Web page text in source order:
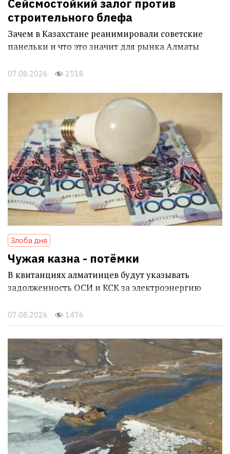
Сейсмостойкий залог против
строительного блефа
Зачем в Казахстане реанимировали советские
панельки и что это значит для рынка Алматы
07.08.2026 2518
Злоба дня
Чужая казна - потёмки
В квитанциях алматинцев будут указывать
задолженность ОСИ и КСК за электроэнергию
07.08.2026 1476